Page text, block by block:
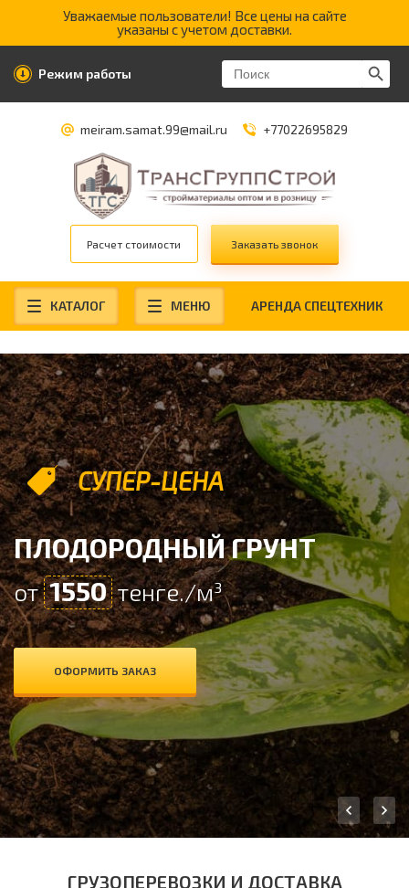
Уважаемые пользователи! Все цены на сайте
указаны с учетом доставки.
Режим работы
Search
for:
Search
meiram.samat.99@mail.ru +77022695829
Расчет стоимости Заказать звонок
КАТАЛОГ МЕНЮ АРЕНДА СПЕЦТЕХНИК
СУПЕР-ЦЕНА
ПЛОДОРОДНЫЙ ГРУНТ
от1550тенге./м³
ОФОРМИТЬ ЗАКАЗ
ГРУЗОПЕРЕВОЗКИ И ДОСТАВКА